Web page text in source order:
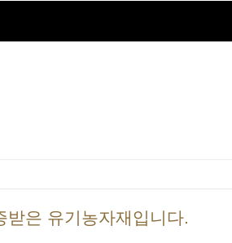
은 유기농자재입니다.